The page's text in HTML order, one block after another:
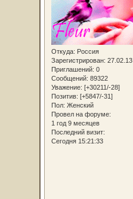
Откуда: Россия
Зарегистрирован: 27.02.13
Приглашений: 0
Сообщений: 89322
Уважение: [+30211/-28]
Позитив: [+5847/-31]
Пол: Женский
Провел на форуме:
1 год 9 месяцев
Последний визит:
Сегодня 15:21:33